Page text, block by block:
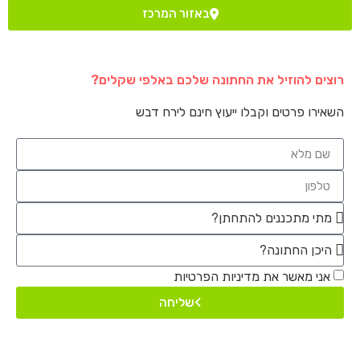
באזור המרכז
רוצים להוזיל את החתונה שלכם באלפי שקלים?
השאירו פרטים וקבלו ייעוץ חינם לירח דבש
אני מאשר את מדיניות הפרטיות
שליחה